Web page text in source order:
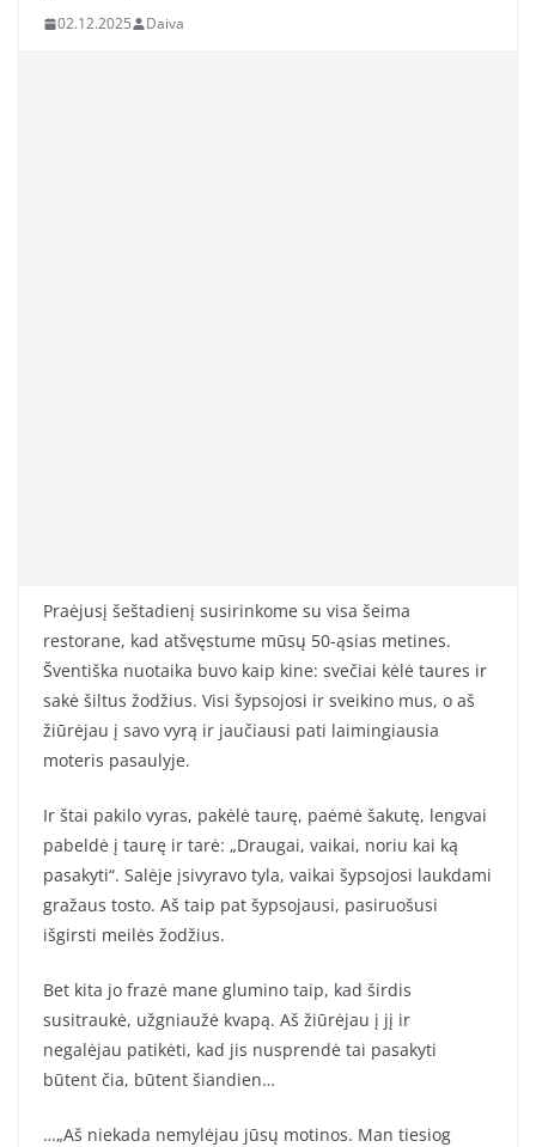
02.12.2025 Daiva
Praėjusį šeštadienį susirinkome su visa šeima
restorane, kad atšvęstume mūsų 50-ąsias metines.
Šventiška nuotaika buvo kaip kine: svečiai kėlė taures ir
sakė šiltus žodžius. Visi šypsojosi ir sveikino mus, o aš
žiūrėjau į savo vyrą ir jaučiausi pati laimingiausia
moteris pasaulyje.
Ir štai pakilo vyras, pakėlė taurę, paėmė šakutę, lengvai
pabeldė į taurę ir tarė: „Draugai, vaikai, noriu kai ką
pasakyti“. Salėje įsivyravo tyla, vaikai šypsojosi laukdami
gražaus tosto. Aš taip pat šypsojausi, pasiruošusi
išgirsti meilės žodžius.
Bet kita jo frazė mane glumino taip, kad širdis
susitraukė, užgniaužė kvapą. Aš žiūrėjau į jį ir
negalėjau patikėti, kad jis nusprendė tai pasakyti
būtent čia, būtent šiandien…
…„Aš niekada nemylėjau jūsų motinos. Man tiesiog